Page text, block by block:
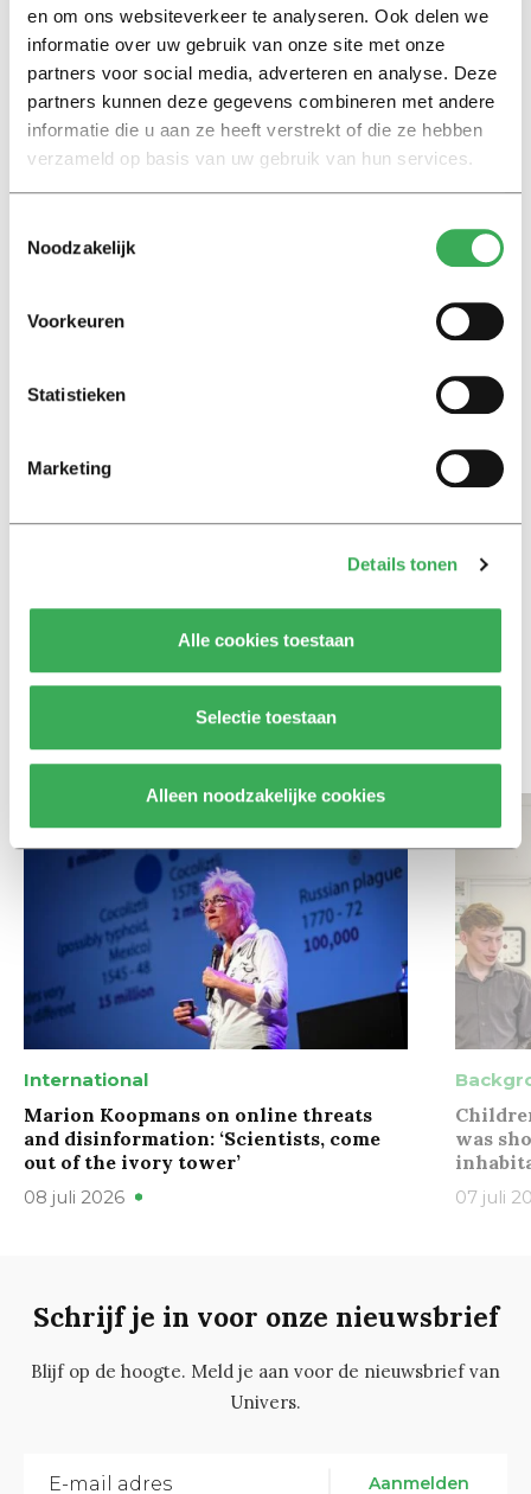
en om ons websiteverkeer te analyseren. Ook delen we
informatie over uw gebruik van onze site met onze
partners voor social media, adverteren en analyse. Deze
partners kunnen deze gegevens combineren met andere
informatie die u aan ze heeft verstrekt of die ze hebben
verzameld op basis van uw gebruik van hun services.
Noodzakelijk
Voorkeuren
Statistieken
Marketing
Details tonen
Alle cookies toestaan
Selectie toestaan
Alleen noodzakelijke cookies
Marion Koopmans over online
bedreigingen en desinformatie:
‘Wetenschappers, kom die
ivoren toren uit’
Hunger Game: ‘Ik schrok, we
kregen er een paar miljoen
Column
Maak het onderwijs flexibel,
kunnen ontwikkelen
Bekijk meer recent nieuws
International
Marion Koopmans on online threats
and disinformation: ‘Scientists, come
out of the ivory tower’
08 juli 2026
was
07 juli
Schrijf je in voor onze nieuwsbrief
Blijf op de hoogte. Meld je aan voor de nieuwsbrief van
Univers.
Aanmelden